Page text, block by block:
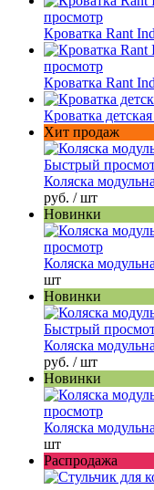
просмотр
Кроватка Rant
просмотр
Кроватка Rant
Кроватка
Хит продаж
Быстрый
Коляска
руб. / шт
Новинки
просмотр
Коляска
шт
Новинки
Быстрый
Коляска
руб. / шт
Новинки
просмотр
Коляска
шт
Распродажа